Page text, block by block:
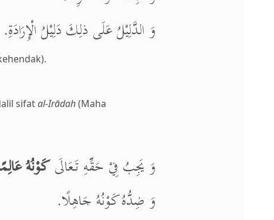
وَ الدَّلِيْلُ عَلَى ذلِكَ دَلِيْلُ الْإِرَادَةِ.
sifatal-Irādah(Maha
وَ يَجِبُ فِيْ حَقِّهِ تَعَالَىكَوْنُهُ
وَ ضِدُّهُ كَوْنُهُ جَاهِلًا.